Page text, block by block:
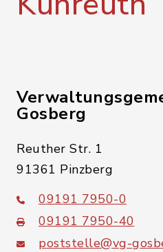
Gosberg
Reuther Str. 1
91361 Pinzberg
09191 7950-0
09191 7950-40
poststelle@vg-